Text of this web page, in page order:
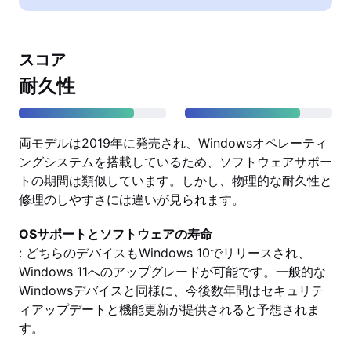
スコア
耐久性
両モデルは2019年に発売され、Windowsオペレーティ
ングシステムを搭載しているため、ソフトウェアサポー
トの期間は類似しています。しかし、物理的な耐久性と
修理のしやすさには違いが見られます。
OSサポートとソフトウェアの寿命
: どちらのデバイスもWindows 10でリリースされ、
Windows 11へのアップグレードが可能です。一般的な
Windowsデバイスと同様に、今後数年間はセキュリテ
ィアップデートと機能更新が提供されると予想されま
す。